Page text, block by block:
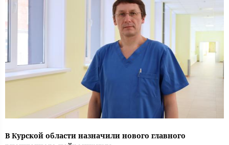
В Курской области назначили нового главного